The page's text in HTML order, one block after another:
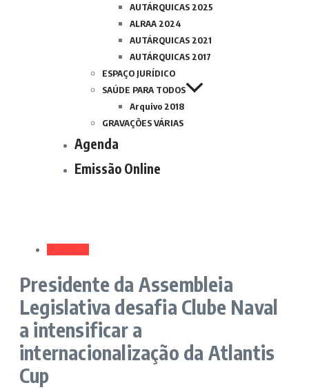
AUTÁRQUICAS 2025
ALRAA 2024
AUTÁRQUICAS 2021
AUTÁRQUICAS 2017
ESPAÇO JURÍDICO
SAÚDE PARA TODOS
Arquivo 2018
GRAVAÇÕES VÁRIAS
Agenda
Emissão Online
Presidente da Assembleia
Legislativa desafia Clube Naval
a intensificar a
internacionalização da Atlantis
Cup